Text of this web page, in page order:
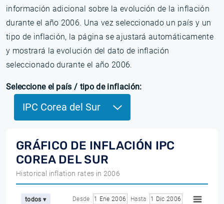
información adicional sobre la evolución de la inflación
durante el año 2006. Una vez seleccionado un país y un
tipo de inflación, la página se ajustará automáticamente
y mostrará la evolución del dato de inflación
seleccionado durante el año 2006.
Seleccione el país / tipo de inflación:
IPC Corea del Sur
GRÁFICO DE INFLACIÓN IPC
COREA DEL SUR
Historical inflation rates in 2006
todos ▾ Desde 1 Ene 2006 Hasta 1 Dic 2006